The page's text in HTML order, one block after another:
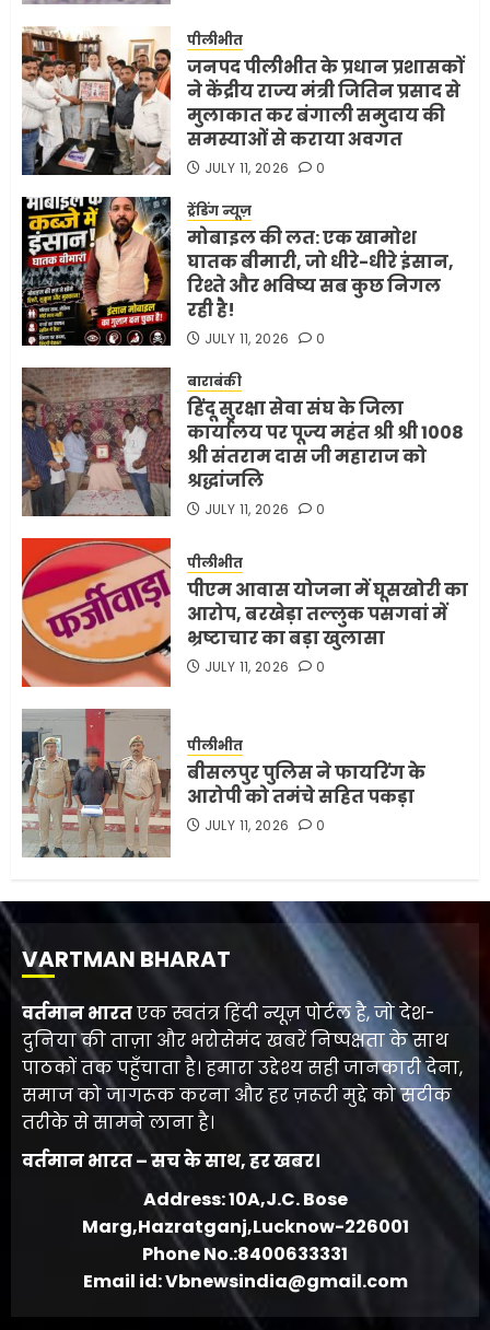
पीलीभीत
जनपद पीलीभीत के प्रधान प्रशासकों
ने केंद्रीय राज्य मंत्री जितिन प्रसाद से
मुलाकात कर बंगाली समुदाय की
समस्याओं से कराया अवगत
JULY 11, 2026 0
ट्रेंडिंग न्यूज़
मोबाइल की लत: एक खामोश
घातक बीमारी, जो धीरे-धीरे इंसान,
रिश्ते और भविष्य सब कुछ निगल
रही है!
JULY 11, 2026 0
बाराबंकी
हिंदू सुरक्षा सेवा संघ के जिला
कार्यालय पर पूज्य महंत श्री श्री 1008
श्री संतराम दास जी महाराज को
श्रद्धांजलि
JULY 11, 2026 0
पीलीभीत
पीएम आवास योजना में घूसखोरी का
आरोप, बरखेड़ा तल्लुक पसगवां में
भ्रष्टाचार का बड़ा खुलासा
JULY 11, 2026 0
पीलीभीत
बीसलपुर पुलिस ने फायरिंग के
आरोपी को तमंचे सहित पकड़ा
JULY 11, 2026 0
VARTMAN BHARAT
वर्तमान भारतएक स्वतंत्र हिंदी न्यूज़ पोर्टल है, जो देश-
दुनिया की ताज़ा और भरोसेमंद खबरें निष्पक्षता के साथ
पाठकों तक पहुँचाता है। हमारा उद्देश्य सही जानकारी देना,
समाज को जागरूक करना और हर ज़रूरी मुद्दे को सटीक
तरीके से सामने लाना है।
वर्तमान भारत – सच के साथ, हर खबर।
Address: 10A,J.C. Bose
Marg,Hazratganj,Lucknow-226001
Phone No.:8400633331
Email id: Vbnewsindia@gmail.com